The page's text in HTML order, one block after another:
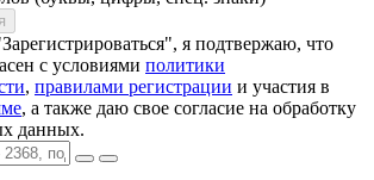
я подтвержаю, что
с условиями политики
, правилами регистрации и участия в
, а также даю свое согласие на обработку
данных.